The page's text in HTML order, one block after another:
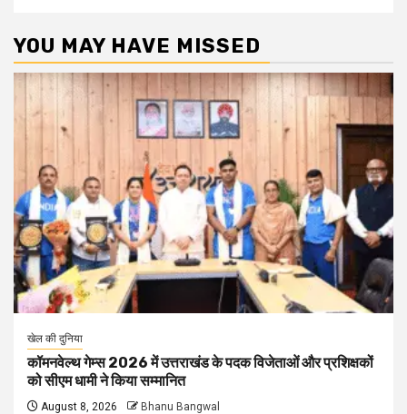
YOU MAY HAVE MISSED
खेल की दुनिया
कॉमनवेल्थ गेम्स 2026 में उत्तराखंड के पदक विजेताओं और प्रशिक्षकों
को सीएम धामी ने किया सम्मानित
August 8, 2026 Bhanu Bangwal